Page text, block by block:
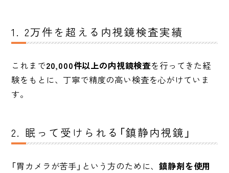
1. 2万件を超える内視鏡検査実績
これまで20,000件以上の内視鏡検査を行ってきた経
験をもとに、丁寧で精度の高い検査を心がけていま
す。
2. 眠って受けられる「鎮静内視鏡」
「胃カメラが苦手」という方のために、鎮静剤を使用